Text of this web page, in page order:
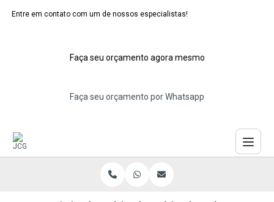
Entre em contato com um de nossos especialistas!
Faça seu orçamento agora mesmo
Faça seu orçamento por Whatsapp